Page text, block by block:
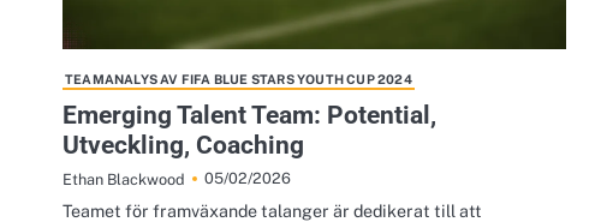
TEAMANALYS AV FIFA BLUE STARS YOUTH CUP 2024
Emerging Talent Team: Potential,
Utveckling, Coaching
Ethan Blackwood 05/02/2026
Teamet för framväxande talanger är dedikerat till att